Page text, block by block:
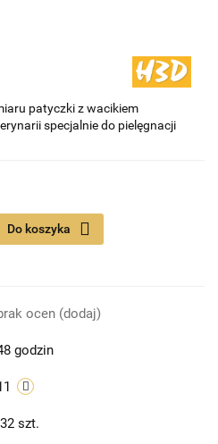
patyczki z wacikiem
specjalnie do pielęgnacji
Do koszyka
ocen (dodaj)
godzin
32 szt.